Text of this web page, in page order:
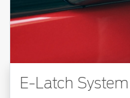
E-Latch System